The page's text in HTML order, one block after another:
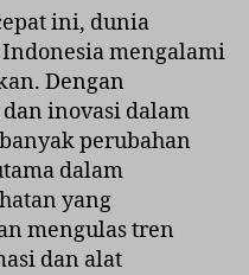
di
ini, dunia
mengalami
Dengan
inovasi dalam
perubahan
dalam
yang
mengulas tren
dan alat